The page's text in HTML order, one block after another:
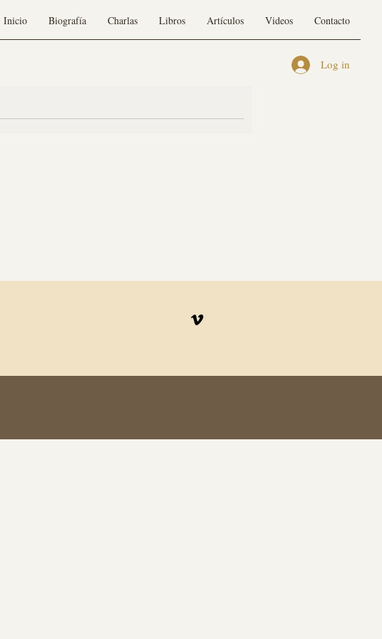
Inicio Biografía Charlas Libros Artículos Videos Contacto
Log in